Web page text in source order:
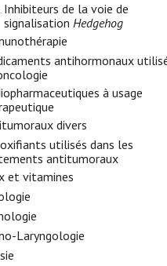
Inhibiteurs de la voie de
signalisation Hedgehog
antihormonaux
à usage
divers
utilisés dans les
antitumoraux
et vitamines
Laryngologie